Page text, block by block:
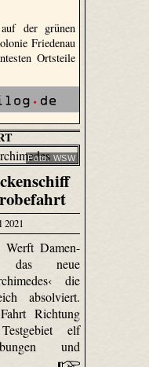
der grünen
Friedenau
Ortsteile
Foto: WSW
Werft Damen-
das neue
die
absolviert.
Richtung
elf
und